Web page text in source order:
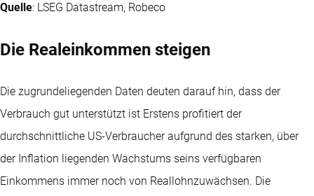
Quelle: LSEG Datastream, Robeco
Die Realeinkommen steigen
Die zugrundeliegenden Daten deuten darauf hin, dass der
Verbrauch gut unterstützt ist Erstens profitiert der
durchschnittliche US-Verbraucher aufgrund des starken, über
der Inflation liegenden Wachstums seins verfügbaren
Einkommens immer noch von Reallohnzuwächsen. Die